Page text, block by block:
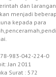
dan
menjadi
kepada para
983-042-224-0
Jan 2011
Surat : 572